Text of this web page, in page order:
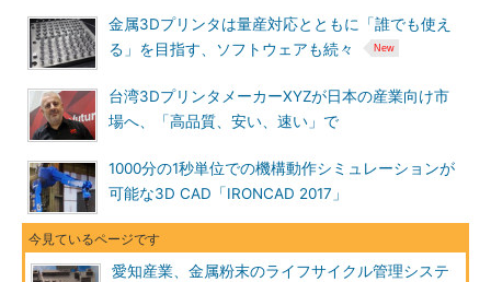
金属3Dプリンタは量産対応とともに「誰でも使え
る」を目指す、ソフトウェアも続々
台湾3DプリンタメーカーXYZが日本の産業向け市
場へ、「高品質、安い、速い」で
1000分の1秒単位での機構動作シミュレーションが
可能な3D CAD「IRONCAD 2017」
愛知産業、金属粉末のライフサイクル管理システ